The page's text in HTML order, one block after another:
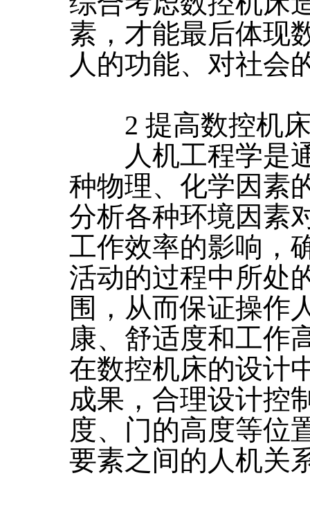
素，才能最后体现
人的功能、对社会
2 提高数控机床
人机工程学是通
种物理、化学因素
分析各种环境因素
工作效率的影响，
活动的过程中所处
围，从而保证操作
康、舒适度和工作
在数控机床的设计
成果，合理设计控
度、门的高度等位
要素之间的人机关